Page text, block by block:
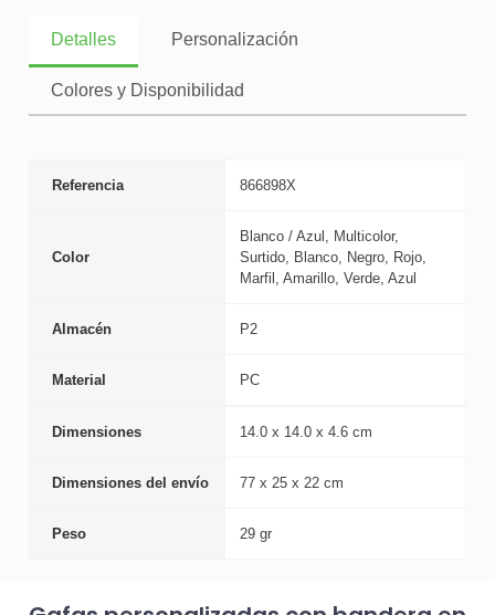
Detalles Personalización
Colores y Disponibilidad
Referencia 866898X
Color
Blanco / Azul, Multicolor,
Surtido, Blanco, Negro, Rojo,
Marfil, Amarillo, Verde, Azul
Almacén P2
Material PC
Dimensiones 14.0 x 14.0 x 4.6 cm
Dimensiones del envío 77 x 25 x 22 cm
Peso 29 gr